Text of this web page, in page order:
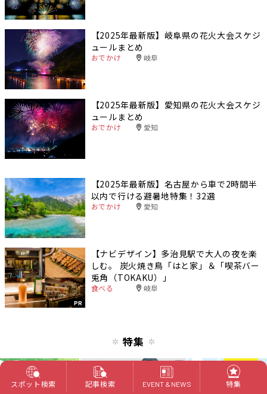
【2025年最新版】岐阜県の花火大会スケジ
ュールまとめ
おでかけ 岐阜
【2025年最新版】愛知県の花火大会スケジ
ュールまとめ
おでかけ 愛知
【2025年最新版】名古屋から車で2時間半
以内で行ける避暑地特集！32選
おでかけ 愛知
PR
【ナビデザイン】多治見駅で大人の夜を楽
しむ。 炭火焼き鳥「はと家」＆「喫茶バー
兎角（TOKAKU）」
食べる 岐阜
特集
スポット検索 記事検索 EVENT & NEWS 特集